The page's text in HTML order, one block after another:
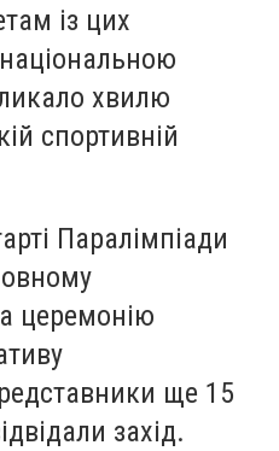
із цих
хвилю
спортивній
Паралімпіади
церемонію
ще 15
захід.